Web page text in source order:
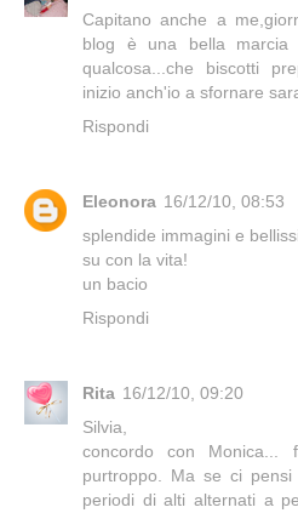
Capitano anche a
blog è una bella marcia
qualcosa...che biscotti
inizio anch'io a sfornare
Rispondi
Eleonora 16/12/10, 08:53
splendide immagini e
su con la vita!
un bacio
Rispondi
Rita 16/12/10, 09:20
Silvia,
concordo con Monica...
purtroppo. Ma se ci
periodi di alti alternati a